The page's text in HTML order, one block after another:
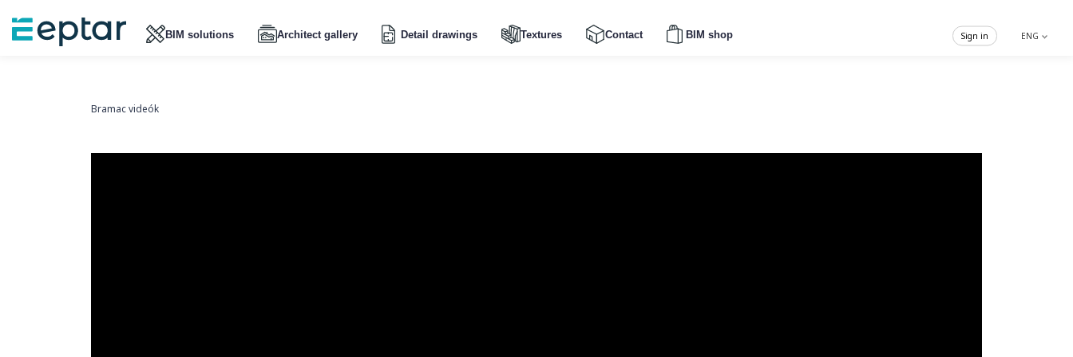
BIM solutions Architect gallery Detail drawings Textures Contact BIM shop ENG
Sign in
Bramac videók